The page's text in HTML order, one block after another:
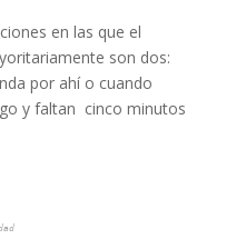
en las que el
son dos:
por ahí o cuando
y faltan cinco minutos